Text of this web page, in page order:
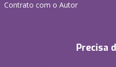
Contrato com o Autor
Precisa